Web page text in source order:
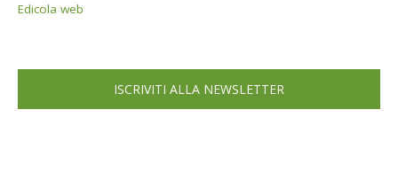
Edicola web
ISCRIVITI ALLA NEWSLETTER